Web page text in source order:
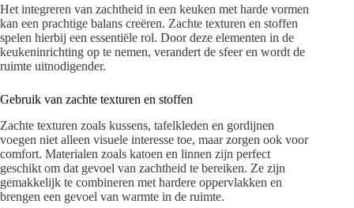
Het integreren van zachtheid in een keuken met harde vormen
kan een prachtige balans creëren. Zachte texturen en stoffen
spelen hierbij een essentiële rol. Door deze elementen in de
keukeninrichting op te nemen, verandert de sfeer en wordt de
ruimte uitnodigender.
Gebruik van zachte texturen en stoffen
Zachte texturen zoals kussens, tafelkleden en gordijnen
voegen niet alleen visuele interesse toe, maar zorgen ook voor
comfort. Materialen zoals katoen en linnen zijn perfect
geschikt om dat gevoel van zachtheid te bereiken. Ze zijn
gemakkelijk te combineren met hardere oppervlakken en
brengen een gevoel van warmte in de ruimte.